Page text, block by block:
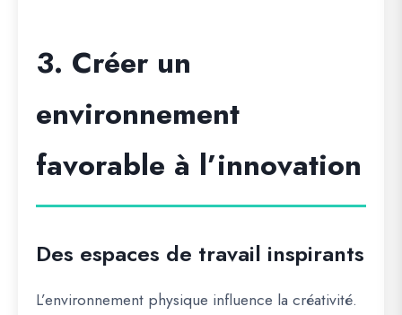
3. Créer un
environnement
favorable à l’innovation
Des espaces de travail inspirants
L’environnement physique influence la créativité.